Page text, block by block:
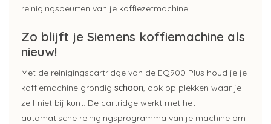
reinigingsbeurten van je koffiezetmachine.
Zo blijft je Siemens koffiemachine als
nieuw!
Met de reinigingscartridge van de EQ900 Plus houd je je
koffiemachine grondig schoon, ook op plekken waar je
zelf niet bij kunt. De cartridge werkt met het
automatische reinigingsprogramma van je machine om